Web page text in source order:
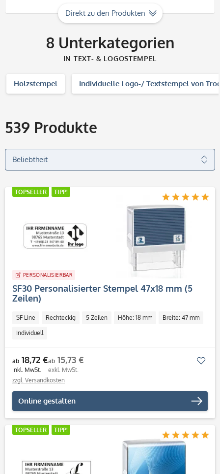
Direkt zu den Produkten
8 Unterkategorien
IN TEXT- & LOGOSTEMPEL
Holzstempel Individuelle Logo-/ Textstempel von
539 Produkte
TOPSELLER TIPP!
PERSONALISIERBAR
SF30 Personalisierter Stempel 47x18 mm (5
Zeilen)
SF Line Rechteckig 5 Zeilen Höhe: 18 mm Breite: 47 mm
Individuell
ab 18,72 €
inkl. MwSt.
ab 15,73 €
exkl. MwSt.
zzgl. Versandkosten
Online gestalten
TOPSELLER TIPP!